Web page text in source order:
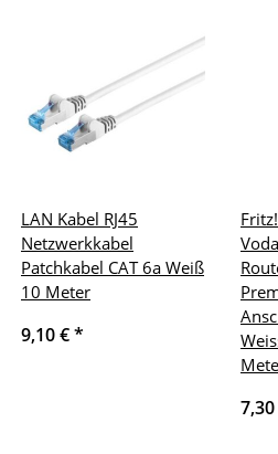
LAN Kabel RJ45
Netzwerkkabel
Patchkabel CAT 6a Weiß
10 Meter
9,10 €*